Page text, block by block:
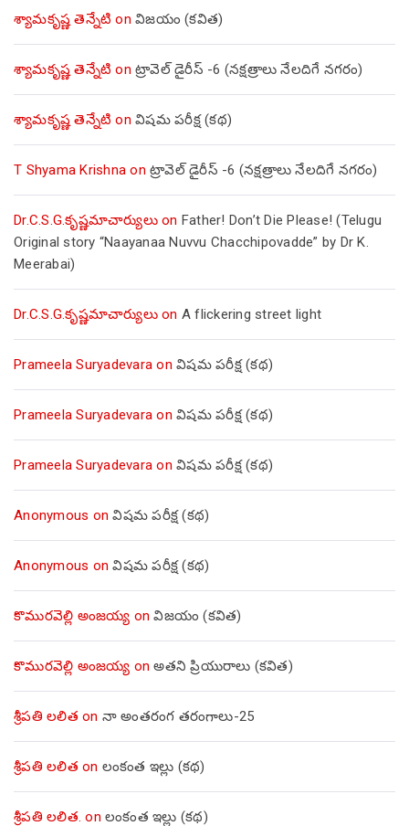
శ్యామకృష్ణ తెన్నేటి on విజయం (కవిత)
శ్యామకృష్ణ తెన్నేటి on ట్రావెల్ డైరీస్ -6 (నక్షత్రాలు నేలదిగే నగరం)
శ్యామకృష్ణ తెన్నేటి on విషమ పరీక్ష (క‌థ‌)
T Shyama Krishna on ట్రావెల్ డైరీస్ -6 (నక్షత్రాలు నేలదిగే నగరం)
Dr.C.S.G.కృష్ణమాచార్యులుon Father! Don’t Die Please! (Telugu
Original story “Naayanaa Nuvvu Chacchipovadde” by Dr K.
Meerabai)
Dr.C.S.G.కృష్ణమాచార్యులుon A flickering street light
Prameela Suryadevara on విషమ పరీక్ష (క‌థ‌)
Prameela Suryadevara on విషమ పరీక్ష (క‌థ‌)
Prameela Suryadevara on విషమ పరీక్ష (క‌థ‌)
Anonymous onవిషమ పరీక్ష (క‌థ‌)
Anonymous onవిషమ పరీక్ష (క‌థ‌)
కొమురవెల్లి అంజయ్య onవిజయం (కవిత)
కొమురవెల్లి అంజయ్య onఅతని ప్రియురాలు (కవిత)
శ్రీపతి లలిత on నా అంతరంగ తరంగాలు-25
శ్రీపతి లలిత on లంకంత ఇల్లు (కథ)
శ్రీపతి లలిత. on లంకంత ఇల్లు (కథ)